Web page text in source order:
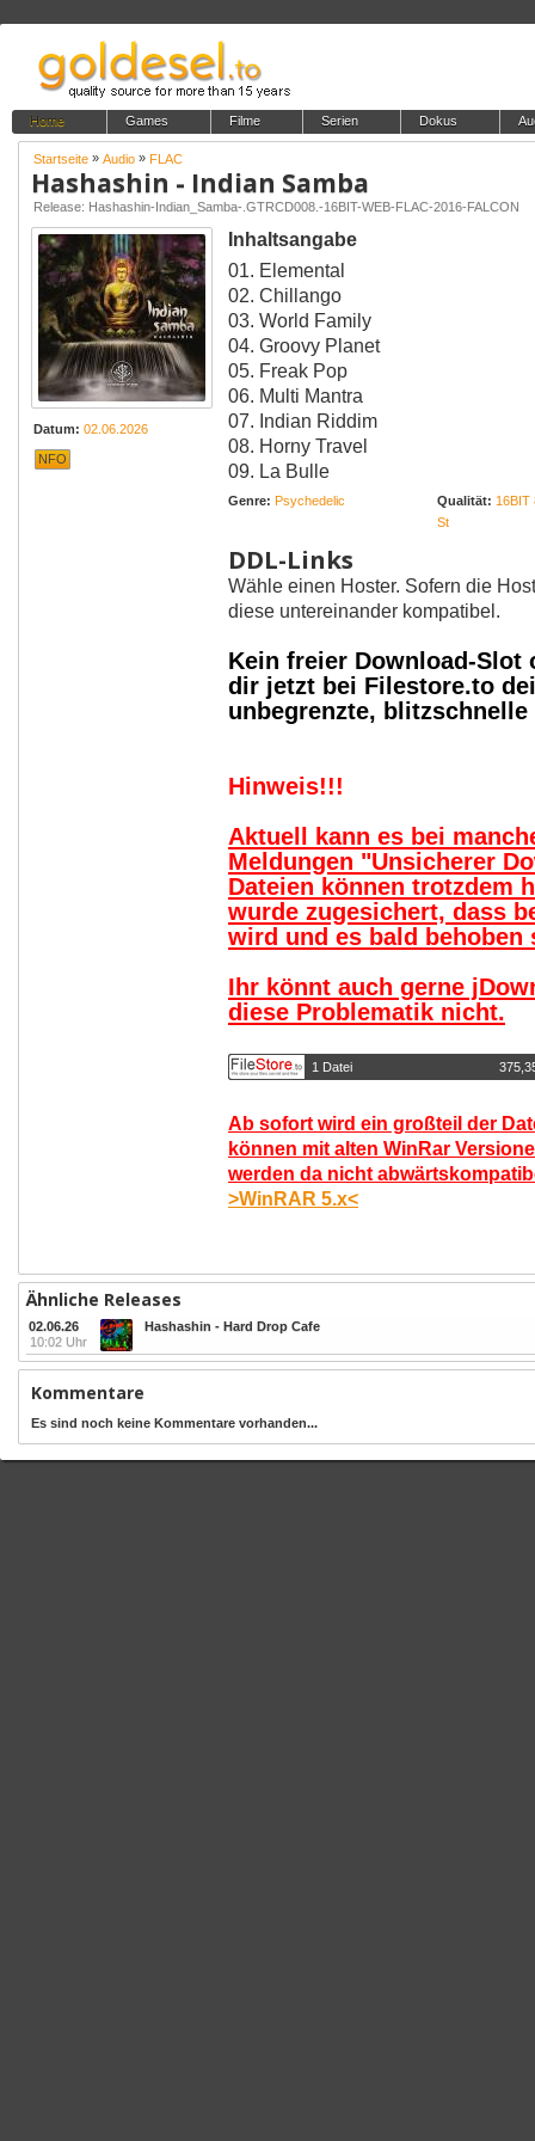
Home Games Filme Serien Dokus
Startseite » Audio » FLAC
Hashashin - Indian Samba
Release: Hashashin-Indian_Samba-.GTRCD008.-16BIT-WEB-FLAC-2016-FALCON
Datum: 02.06.2026
NFO
Inhaltsangabe
01. Elemental
02. Chillango
03. World Family
04. Groovy Planet
05. Freak Pop
06. Multi Mantra
07. Indian Riddim
08. Horny Travel
09. La Bulle
Genre: Psychedelic Qualität: 16BIT
St
DDL-Links
Wähle einen Hoster. Sofern die
diese untereinander kompatibel.
Kein freier Download-Slot
dir jetzt bei Filestore.to
unbegrenzte,
Hinweis!!!
Aktuell kann es bei
Meldungen "Unsicherer
Dateien können trotzdem
wurde zugesichert, dass
wird und es bald behoben
Ihr könnt auch gerne
diese Problematik nicht.
1 Datei
Ab sofort wird ein großteil der
können mit alten WinRar
werden da nicht
>WinRAR 5.x<
Ähnliche Releases
02.06.26
10:02 Uhr
Hashashin - Hard Drop Cafe
Kommentare
Es sind noch keine Kommentare vorhanden...